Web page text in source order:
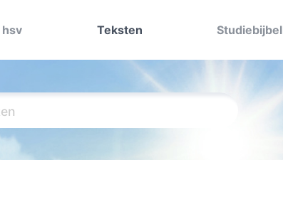
hsv Teksten Studiebijbel